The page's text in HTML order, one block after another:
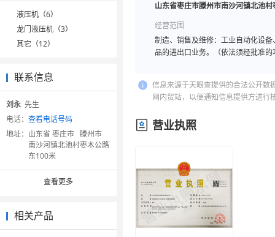
液压机（6）
龙门液压机（3）
其它（12）
联系信息
刘永 先生
电话： 查看电话号码
地址： 山东省 枣庄市 滕州市
南沙河镇北池村枣木公路
东100米
查看更多
相关产品
山东省枣庄市滕州市南沙河镇北池
经营范围
制造、销售及维修：工业自动化设
品的进出口业务。（依法须经批准
信息来源于天眼查提供的合法公开数
网内贸站，以便通知信息提供方进行
营业执照